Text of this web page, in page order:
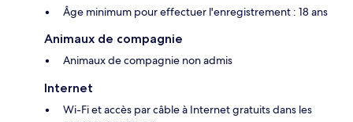
Âge minimum pour effectuer l'enregistrement : 18 ans
Animaux de compagnie
Animaux de compagnie non admis
Internet
Wi-Fi et accès par câble à Internet gratuits dans les